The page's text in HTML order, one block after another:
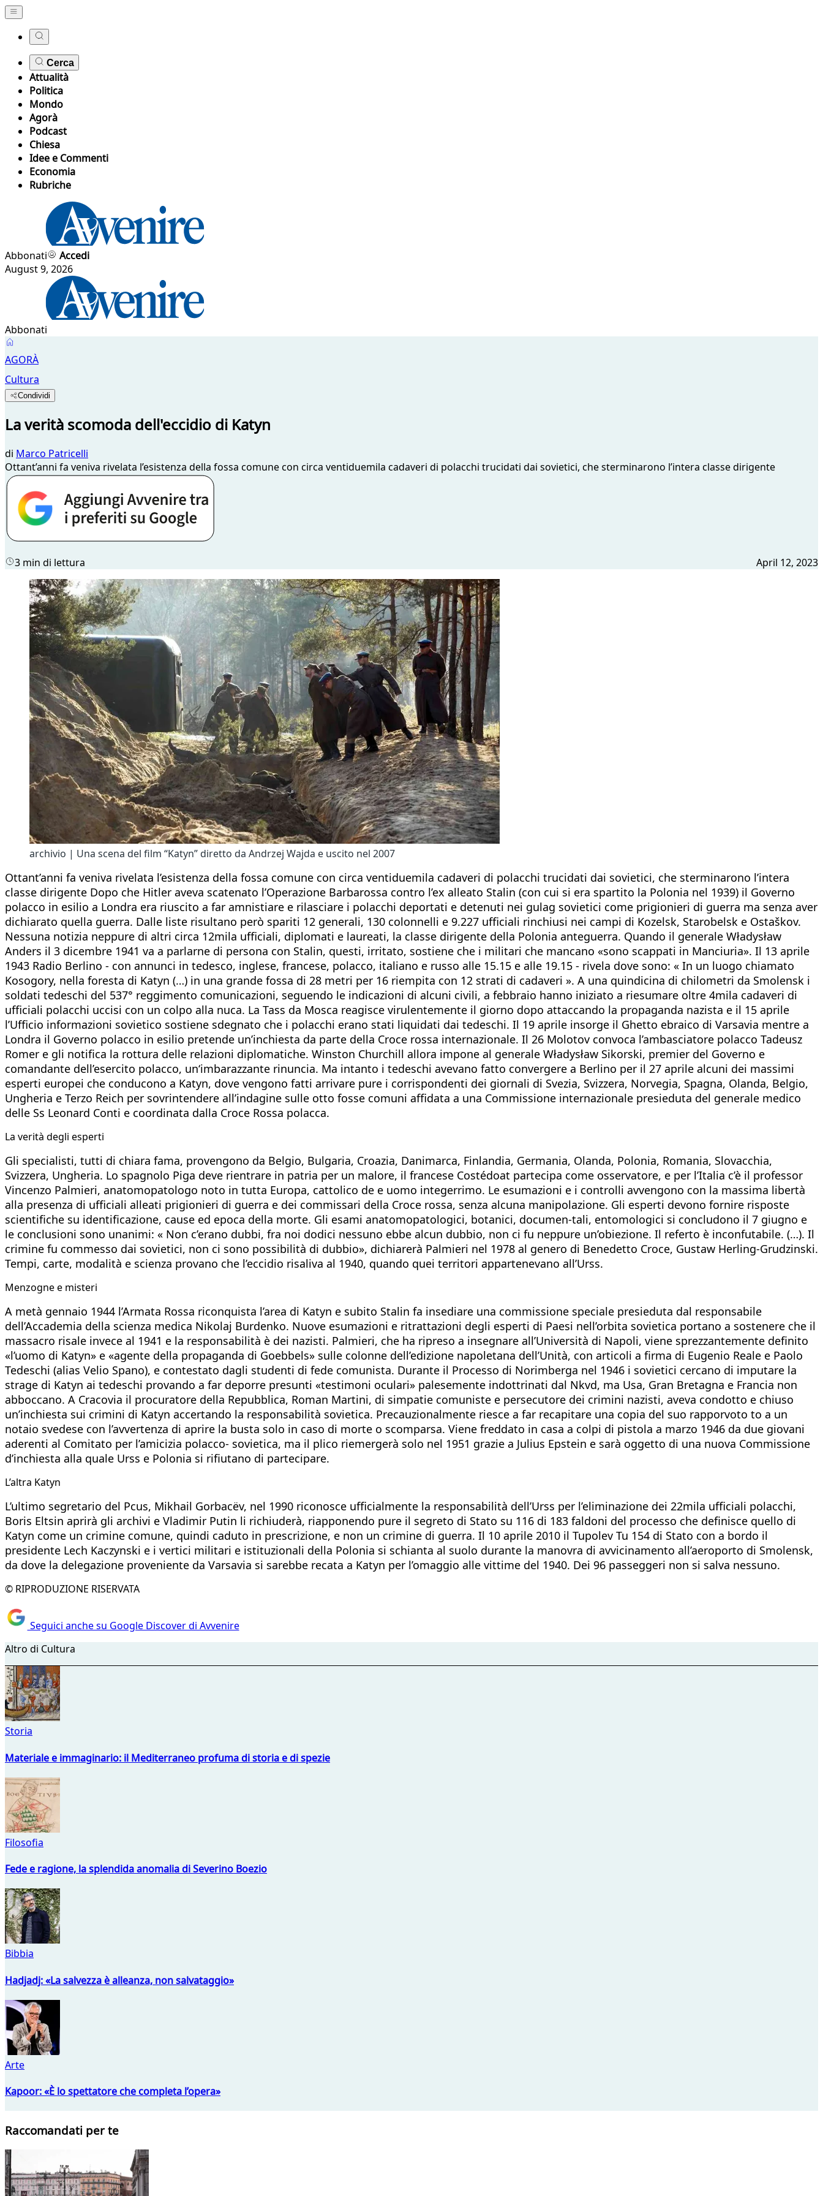
Cerca
Attualità
Politica
Mondo
Agorà
Podcast
Chiesa
Idee e Commenti
Economia
Rubriche
Abbonati
Accedi
August 9, 2026
Abbonati
AGORÀ
Cultura
Condividi
La verità scomoda dell'eccidio di Katyn
di Marco Patricelli
Ottant’anni fa veniva rivelata l’esistenza della fossa comune con circa ventiduemila cadaveri di polacchi trucidati dai sovietici, che sterminarono l’intera classe dirigente
3 min di lettura April 12, 2023
archivio | Una scena del film “Katyn” diretto da Andrzej Wajda e uscito nel 2007
Ottant’anni fa veniva rivelata l’esistenza della fossa comune con circa ventiduemila cadaveri di polacchi trucidati dai sovietici, che sterminarono l’intera
classe dirigente Dopo che Hitler aveva scatenato l’Operazione Barbarossa contro l’ex alleato Stalin (con cui si era spartito la Polonia nel 1939) il Governo
polacco in esilio a Londra era riuscito a far amnistiare e rilasciare i polacchi deportati e detenuti nei gulag sovietici come prigionieri di guerra ma senza aver
dichiarato quella guerra. Dalle liste risultano però spariti 12 generali, 130 colonnelli e 9.227 ufficiali rinchiusi nei campi di Kozelsk, Starobelsk e Ostaškov.
Nessuna notizia neppure di altri circa 12mila ufficiali, diplomati e laureati, la classe dirigente della Polonia anteguerra. Quando il generale Władysław
Anders il 3 dicembre 1941 va a parlarne di persona con Stalin, questi, irritato, sostiene che i militari che mancano «sono scappati in Manciuria». Il 13 aprile
1943 Radio Berlino - con annunci in tedesco, inglese, francese, polacco, italiano e russo alle 15.15 e alle 19.15 - rivela dove sono: « In un luogo chiamato
Kosogory, nella foresta di Katyn (…) in una grande fossa di 28 metri per 16 riempita con 12 strati di cadaveri ». A una quindicina di chilometri da Smolensk i
soldati tedeschi del 537° reggimento comunicazioni, seguendo le indicazioni di alcuni civili, a febbraio hanno iniziato a riesumare oltre 4mila cadaveri di
ufficiali polacchi uccisi con un colpo alla nuca. La Tass da Mosca reagisce virulentemente il giorno dopo attaccando la propaganda nazista e il 15 aprile
l’Ufficio informazioni sovietico sostiene sdegnato che i polacchi erano stati liquidati dai tedeschi. Il 19 aprile insorge il Ghetto ebraico di Varsavia mentre a
Londra il Governo polacco in esilio pretende un’inchiesta da parte della Croce rossa internazionale. Il 26 Molotov convoca l’ambasciatore polacco Tadeusz
Romer e gli notifica la rottura delle relazioni diplomatiche. Winston Churchill allora impone al generale Władysław Sikorski, premier del Governo e
comandante dell’esercito polacco, un‘imbarazzante rinuncia. Ma intanto i tedeschi avevano fatto convergere a Berlino per il 27 aprile alcuni dei massimi
esperti europei che conducono a Katyn, dove vengono fatti arrivare pure i corrispondenti dei giornali di Svezia, Svizzera, Norvegia, Spagna, Olanda, Belgio,
Ungheria e Terzo Reich per sovrintendere all’indagine sulle otto fosse comuni affidata a una Commissione internazionale presieduta del generale medico
delle Ss Leonard Conti e coordinata dalla Croce Rossa polacca.
La verità degli esperti
Gli specialisti, tutti di chiara fama, provengono da Belgio, Bulgaria, Croazia, Danimarca, Finlandia, Germania, Olanda, Polonia, Romania, Slovacchia,
Svizzera, Ungheria. Lo spagnolo Piga deve rientrare in patria per un malore, il francese Costédoat partecipa come osservatore, e per l’Italia c’è il professor
Vincenzo Palmieri, anatomopatologo noto in tutta Europa, cattolico de e uomo integerrimo. Le esumazioni e i controlli avvengono con la massima libertà
alla presenza di ufficiali alleati prigionieri di guerra e dei commissari della Croce rossa, senza alcuna manipolazione. Gli esperti devono fornire risposte
scientifiche su identificazione, cause ed epoca della morte. Gli esami anatomopatologici, botanici, documen-tali, entomologici si concludono il 7 giugno e
le conclusioni sono unanimi: « Non c’erano dubbi, fra noi dodici nessuno ebbe alcun dubbio, non ci fu neppure un’obiezione. Il referto è inconfutabile. (…). Il
crimine fu commesso dai sovietici, non ci sono possibilità di dubbio», dichiarerà Palmieri nel 1978 al genero di Benedetto Croce, Gustaw Herling-Grudzinski.
Tempi, carte, modalità e scienza provano che l’eccidio risaliva al 1940, quando quei territori appartenevano all’Urss.
Menzogne e misteri
A metà gennaio 1944 l’Armata Rossa riconquista l’area di Katyn e subito Stalin fa insediare una commissione speciale presieduta dal responsabile
dell’Accademia della scienza medica Nikolaj Burdenko. Nuove esumazioni e ritrattazioni degli esperti di Paesi nell’orbita sovietica portano a sostenere che il
massacro risale invece al 1941 e la responsabilità è dei nazisti. Palmieri, che ha ripreso a insegnare all’Università di Napoli, viene sprezzantemente definito
«l’uomo di Katyn» e «agente della propaganda di Goebbels» sulle colonne dell’edizione napoletana dell’Unità, con articoli a firma di Eugenio Reale e Paolo
Tedeschi (alias Velio Spano), e contestato dagli studenti di fede comunista. Durante il Processo di Norimberga nel 1946 i sovietici cercano di imputare la
strage di Katyn ai tedeschi provando a far deporre presunti «testimoni oculari» palesemente indottrinati dal Nkvd, ma Usa, Gran Bretagna e Francia non
abboccano. A Cracovia il procuratore della Repubblica, Roman Martini, di simpatie comuniste e persecutore dei crimini nazisti, aveva condotto e chiuso
un’inchiesta sui crimini di Katyn accertando la responsabilità sovietica. Precauzionalmente riesce a far recapitare una copia del suo rapporvoto to a un
notaio svedese con l’avvertenza di aprire la busta solo in caso di morte o scomparsa. Viene freddato in casa a colpi di pistola a marzo 1946 da due giovani
aderenti al Comitato per l’amicizia polacco- sovietica, ma il plico riemergerà solo nel 1951 grazie a Julius Epstein e sarà oggetto di una nuova Commissione
d’inchiesta alla quale Urss e Polonia si rifiutano di partecipare.
L’altra Katyn
L’ultimo segretario del Pcus, Mikhail Gorbacëv, nel 1990 riconosce ufficialmente la responsabilità dell’Urss per l’eliminazione dei 22mila ufficiali polacchi,
Boris Eltsin aprirà gli archivi e Vladimir Putin li richiuderà, riapponendo pure il segreto di Stato su 116 di 183 faldoni del processo che definisce quello di
Katyn come un crimine comune, quindi caduto in prescrizione, e non un crimine di guerra. Il 10 aprile 2010 il Tupolev Tu 154 di Stato con a bordo il
presidente Lech Kaczynski e i vertici militari e istituzionali della Polonia si schianta al suolo durante la manovra di avvicinamento all’aeroporto di Smolensk,
da dove la delegazione proveniente da Varsavia si sarebbe recata a Katyn per l’omaggio alle vittime del 1940. Dei 96 passeggeri non si salva nessuno.
© RIPRODUZIONE RISERVATA
Seguici anche su Google Discover di Avvenire
Altro di Cultura
Storia
Materiale e immaginario: il Mediterraneo profuma di storia e di spezie
Filosofia
Fede e ragione, la splendida anomalia di Severino Boezio
Bibbia
Hadjadj: «La salvezza è alleanza, non salvataggio»
Arte
Kapoor: «È lo spettatore che completa l’opera»
Raccomandati per te